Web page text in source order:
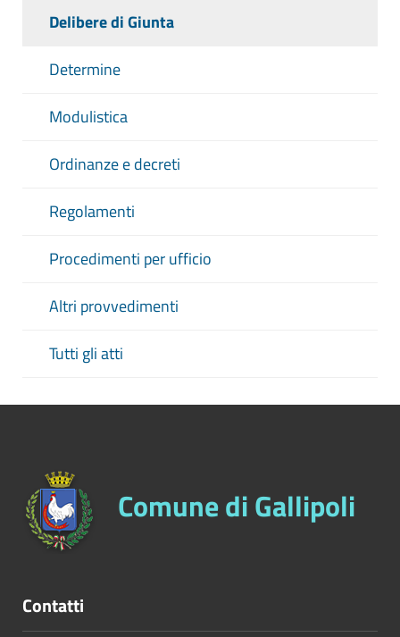
Delibere di Giunta
Determine
Modulistica
Ordinanze e decreti
Regolamenti
Procedimenti per ufficio
Altri provvedimenti
Tutti gli atti
Comune di Gallipoli
Contatti